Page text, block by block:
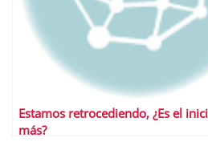
Estamos retrocediendo, ¿Es el
más?